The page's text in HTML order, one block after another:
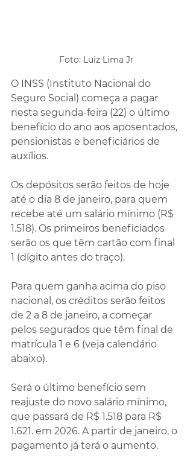
Foto: Luiz Lima Jr
O INSS (Instituto Nacional do
Seguro Social) começa a pagar
nesta segunda-feira (22) o último
benefício do ano aos aposentados,
pensionistas e beneficiários de
auxílios.
Os depósitos serão feitos de hoje
até o dia 8 de janeiro, para quem
recebe até um salário mínimo (R$
1.518). Os primeiros beneficiados
serão os que têm cartão com final
1 (dígito antes do traço).
Para quem ganha acima do piso
nacional, os créditos serão feitos
de 2 a 8 de janeiro, a começar
pelos segurados que têm final de
matrícula 1 e 6 (veja calendário
abaixo).
Será o último benefício sem
reajuste do novo salário mínimo,
que passará de R$ 1.518 para R$
1.621. em 2026. A partir de janeiro, o
pagamento já terá o aumento.